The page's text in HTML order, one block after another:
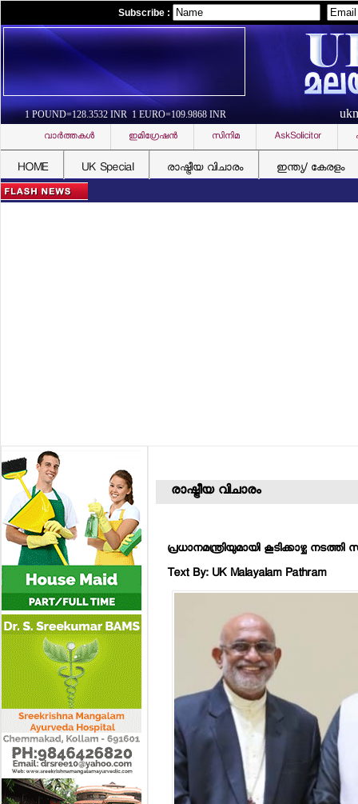
Subscribe :
1 POUND=128.3532 INR 1 EURO=109.9868 INR
വാര്‍ത്തകള്‍ ഇമിഗ്രേഷന്‍ സിനിമ AskSolicitor
HOME UK Special രാഷ്ട്രീയ വിചാരം ഇന്ത്യ/ കേരളം
രാഷ്ട്രീയ വിചാരം
പ്രധാനമന്ത്രിയുമായി കൂടിക്കാഴ്ച
Text By: UK Malayalam Pathram